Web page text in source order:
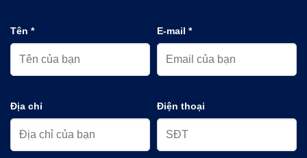
Tên * E-mail *
Địa chỉ Điện thoại